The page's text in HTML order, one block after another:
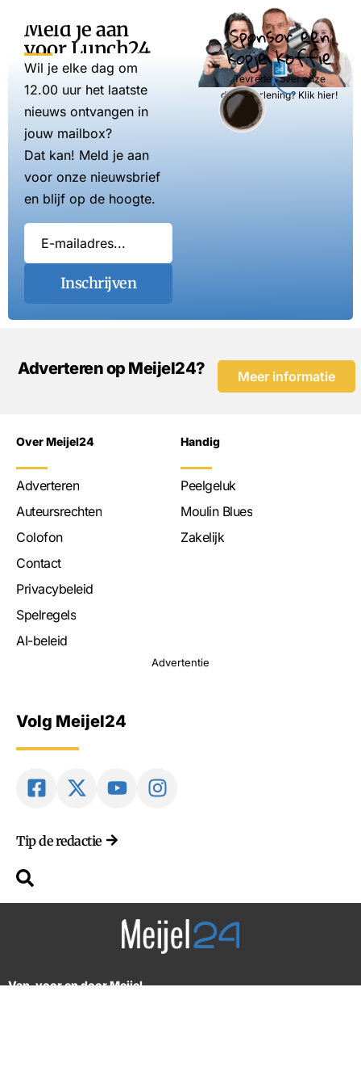
Meld je aan
voor Lunch24
Wil je elke dag om
12.00 uur het laatste
nieuws ontvangen in
jouw mailbox?
Dat kan! Meld je aan
voor onze nieuwsbrief
en blijf op de hoogte.
Inschrijven
Sponsor een
kopje koffie
Tevreden over onze
dienstverlening? Klik hier!
Adverteren op Meijel24? Meer informatie
Over Meijel24
Adverteren
Auteursrechten
Colofon
Contact
Privacybeleid
Spelregels
AI-beleid
Handig
Peelgeluk
Moulin Blues
Zakelijk
Advertentie
Volg Meijel24
Tip de redactie
Van, voor en door Meijel